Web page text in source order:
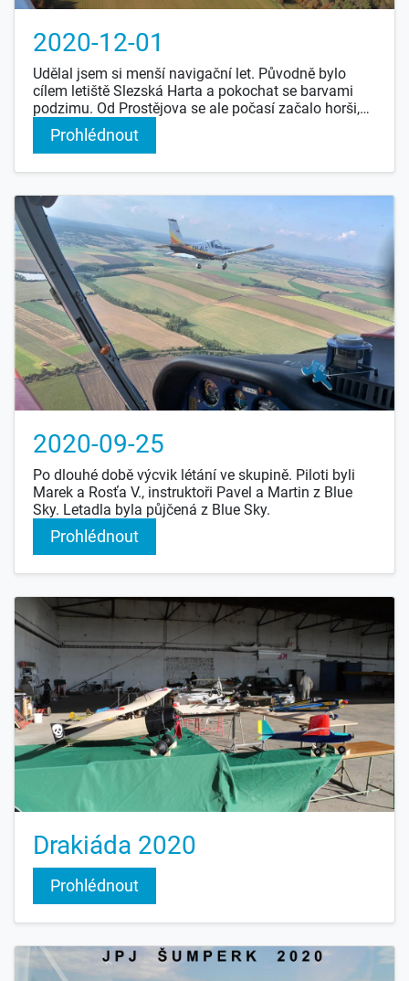
2020-12-01
Udělal jsem si menší navigační let. Původně bylo
cílem letiště Slezská Harta a pokochat se barvami
podzimu. Od Prostějova se ale počasí začalo horši,
takže to nakonec bylo hodně náročné i na náhradní
cíl - ULL letiště Šumvald. Potom jsem si zaletěl ještě
letadel na okruhu a zlatá hodinka pro fotografy.
Prohlédnout
2020-09-25
Po dlouhé době výcvik létání ve skupině. Piloti byli
Marek a Rosťa V., instruktoři Pavel a Martin z Blue
Sky. Letadla byla půjčená z Blue Sky.
Prohlédnout
Drakiáda 2020
Prohlédnout